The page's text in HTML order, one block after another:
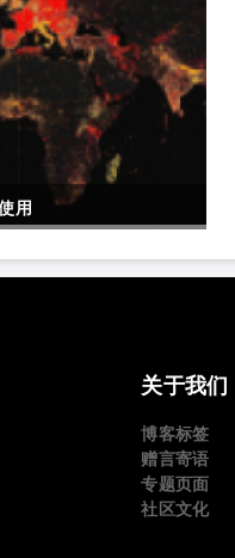
用
关于我们
博客标签
赠言寄语
专题页面
社区文化